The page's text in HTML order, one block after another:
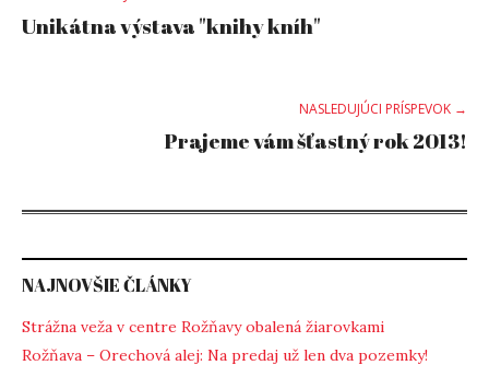
Unikátna výstava "knihy kníh"
NASLEDUJÚCI PRÍSPEVOK →
Prajeme vám šťastný rok 2013!
NAJNOVŠIE ČLÁNKY
Strážna veža v centre Rožňavy obalená žiarovkami
Rožňava – Orechová alej: Na predaj už len dva pozemky!